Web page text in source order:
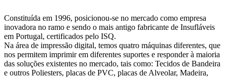
Constituída em 1996, posicionou-se no mercado como empresa
inovadora no ramo e sendo o mais antigo fabricante de Insufláveis
em Portugal, certificados pelo ISQ.
Na área de impressão digital, temos quatro máquinas diferentes, que
nos permitem imprimir em diferentes suportes e responder à maioria
das soluções existentes no mercado, tais como: Tecidos de Bandeira
e outros Poliesters, placas de PVC, placas de Alveolar, Madeira,